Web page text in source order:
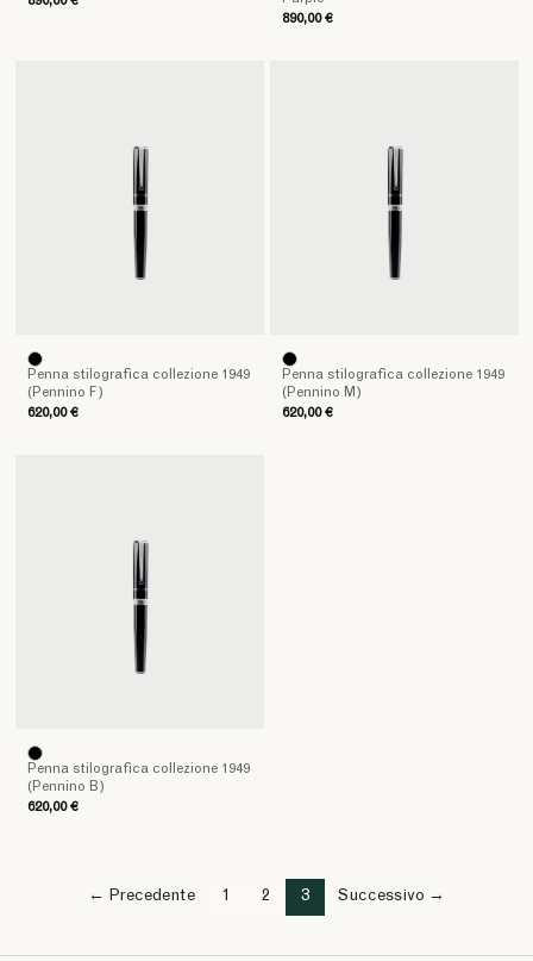
890,00 €
Penna stilografica collezione 1949
(Pennino F)
620,00 €
Penna stilografica collezione 1949
(Pennino M)
620,00 €
Penna stilografica collezione 1949
(Pennino B)
620,00 €
← Precedente 1 2 3 Successivo →